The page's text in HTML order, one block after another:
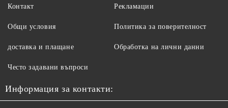
Контакт
Общи условия
доставка и плащане
Рекламации
Политика за поверителност
Обработка на лични данни
Често задавани въпроси
Информация за контакти: